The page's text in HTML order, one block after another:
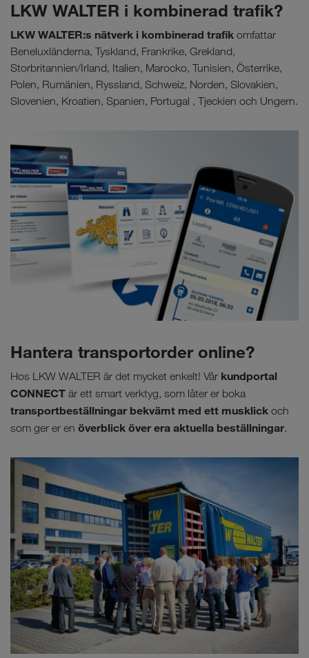
LKW WALTER i kombinerad trafik?
LKW WALTER:s nätverk i kombinerad trafik omfattar
Beneluxländerna, Tyskland, Frankrike, Grekland,
Storbritannien/Irland, Italien, Marocko, Tunisien, Österrike,
Polen, Rumänien, Ryssland, Schweiz, Norden, Slovakien,
Slovenien, Kroatien, Spanien, Portugal , Tjeckien och Ungern.
Hantera transportorder online?
Hos LKW WALTER är det mycket enkelt! Vår kundportal
CONNECT är ett smart verktyg, som låter er boka
transportbeställningar bekvämt med ett musklick och
som ger er en överblick över era aktuella beställningar.